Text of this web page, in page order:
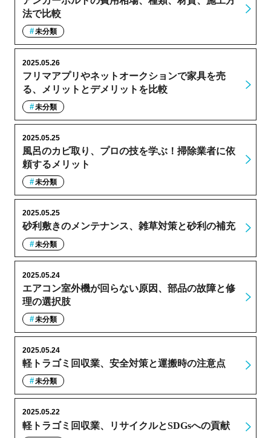
法で比較
未分類
フリマアプリやネットオークションで家具を売
る、メリットとデメリットを比較
2025.05.26
未分類
風呂のカビ取り、プロの技を学ぶ！掃除業者に依
頼するメリット
2025.05.25
未分類
砂利敷きのメンテナンス、雑草対策と砂利の補充
2025.05.25
未分類
エアコン室外機が回らない原因、部品の故障と修
理の選択肢
2025.05.24
未分類
軽トラゴミ回収業、安全対策と運搬時の注意点
2025.05.24
未分類
軽トラゴミ回収業、リサイクルとSDGsへの貢献
2025.05.22